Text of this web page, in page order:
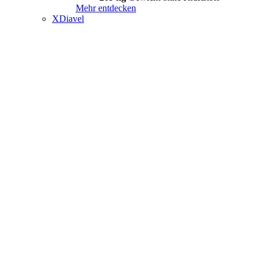
Mehr entdecken
XDiavel